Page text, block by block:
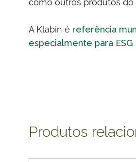
como outros produtos do
A Klabin é referência
especialmente para
Produtos